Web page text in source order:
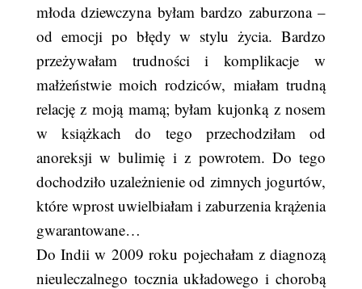
młoda dziewczyna byłam bardzo zaburzona –
od emocji po błędy w stylu życia. Bardzo
przeżywałam trudności i komplikacje w
małżeństwie moich rodziców, miałam trudną
relację z moją mamą; byłam kujonką z nosem
w książkach do tego przechodziłam od
anoreksji w bulimię i z powrotem. Do tego
dochodziło uzależnienie od zimnych jogurtów,
które wprost uwielbiałam i zaburzenia krążenia
gwarantowane…
Do Indii w 2009 roku pojechałam z diagnozą
nieuleczalnego tocznia układowego i chorobą